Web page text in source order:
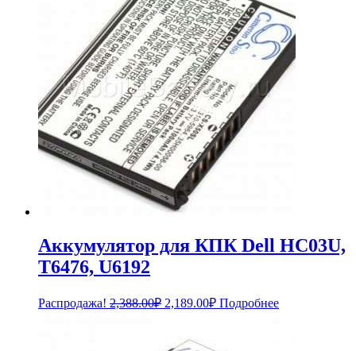
Аккумулятор для КПК Dell HC03U,
T6476, U6192
Распродажа! 2,388.00₽ Первоначальная
2,388.00₽.
2,189.00₽Текущая
цена:
Подробнее